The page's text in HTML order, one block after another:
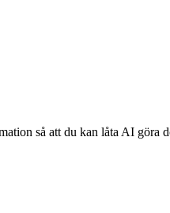
så att du kan låta AI göra